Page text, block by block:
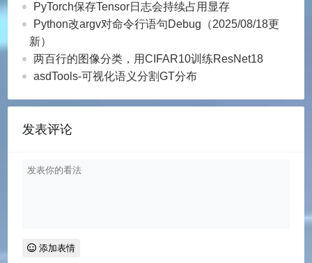
PyTorch保存Tensor日志会持续占用显存
Python改argv对命令行语句Debug（2025/08/18更
新）
两百行的图像分类，用CIFAR10训练ResNet18
asdTools-可视化语义分割GT分布
发表评论
添加表情